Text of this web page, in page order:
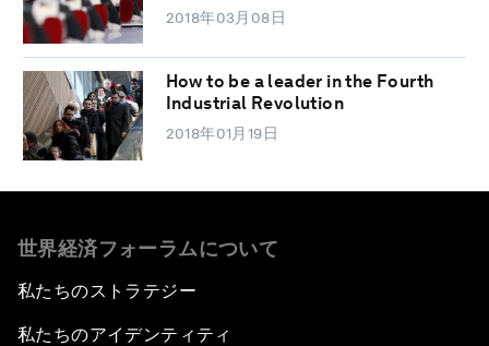
2018年03月08日
How to be a leader in the Fourth
Industrial Revolution
2018年01月19日
世界経済フォーラムについて
私たちのストラテジー
私たちのアイデンティティ